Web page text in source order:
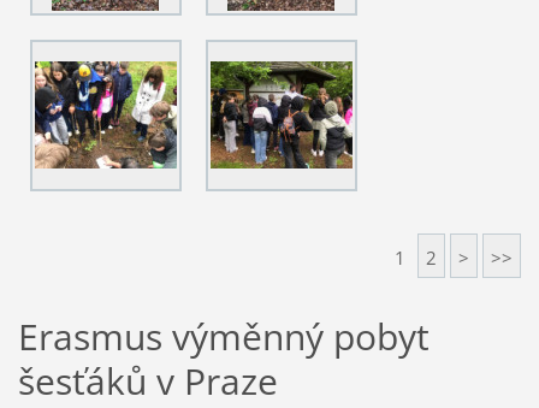
1 2 > >>
Erasmus výměnný pobyt
šesťáků v Praze